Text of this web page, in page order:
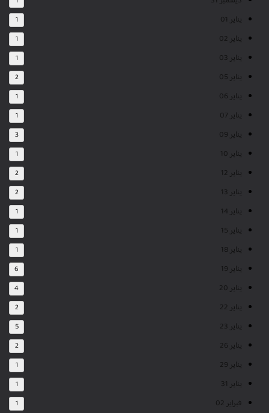
يناير 01 1
يناير 02 1
يناير 03 1
يناير 05 2
يناير 06 1
يناير 07 1
يناير 09 3
يناير 10 1
يناير 12 2
يناير 13 2
يناير 14 1
يناير 15 1
يناير 18 1
يناير 19 6
يناير 20 4
يناير 22 2
يناير 23 5
يناير 26 2
يناير 29 1
يناير 31 1
فبراير 02 1